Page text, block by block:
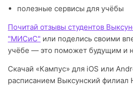
полезные сервисы для учёбы
Почитай отзывы студентов
"МИСиС" или поделись своими
учёбе — это поможет будущим и
Скачай «Кампус» для iOS или
расписанием Выксунский